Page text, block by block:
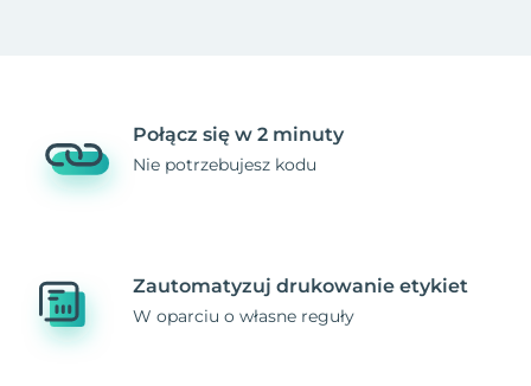
Połącz się w 2 minuty
Nie potrzebujesz kodu
Zautomatyzuj drukowanie etykiet
W oparciu o własne reguły